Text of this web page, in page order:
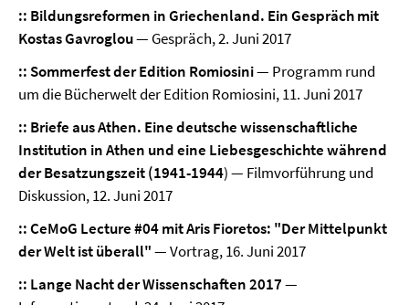
:: Bildungsreformen in Griechenland. Ein Gespräch mit
Kostas Gavroglou— Gespräch, 2. Juni 2017
:: Sommerfest der Edition Romiosini— Programm rund
um die Bücherwelt der Edition Romiosini, 11. Juni 2017
:: Briefe aus Athen. Eine deutsche wissenschaftliche
Institution in Athen und eine Liebesgeschichte während
der Besatzungszeit (1941-1944) — Filmvorführung und
Diskussion, 12. Juni 2017
:: CeMoG Lecture #04 mit Aris Fioretos: "Der Mittelpunkt
der Welt ist überall"— Vortrag, 16. Juni 2017
:: Lange Nacht der Wissenschaften 2017—